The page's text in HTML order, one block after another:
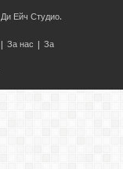
Ди Ейч Студио.
| За нас | За